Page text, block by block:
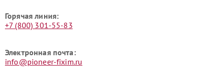
Горячая линия:
+7 (800) 301-55-83
Электронная почта:
info@pioneer-fixim.ru